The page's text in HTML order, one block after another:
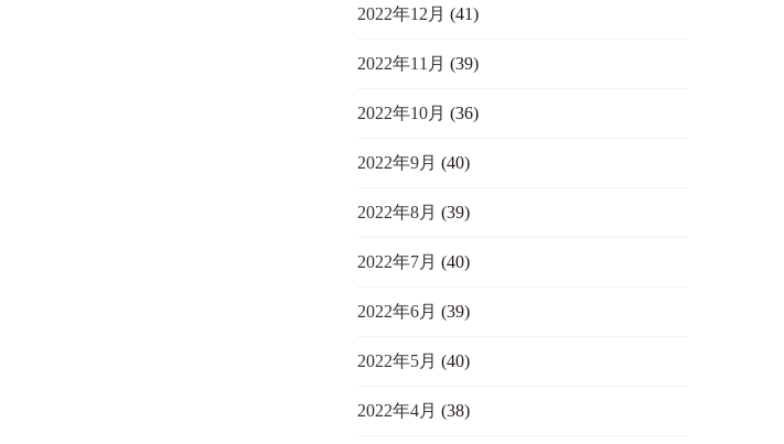
2022年12月 (41)
2022年11月 (39)
2022年10月 (36)
2022年9月 (40)
2022年8月 (39)
2022年7月 (40)
2022年6月 (39)
2022年5月 (40)
2022年4月 (38)